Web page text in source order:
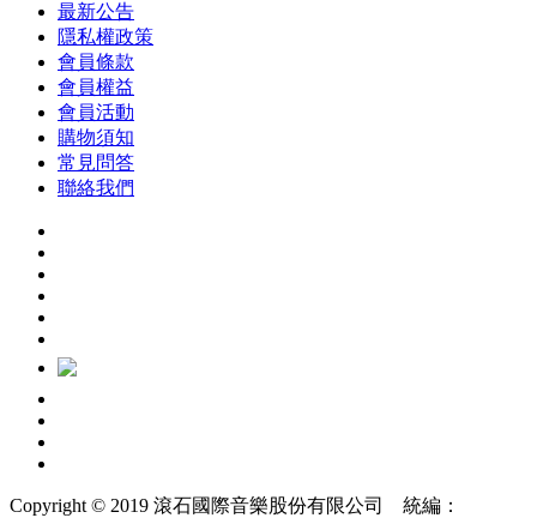
最新公告
隱私權政策
會員條款
會員權益
會員活動
購物須知
常見問答
聯絡我們
Copyright © 2019 滾石國際音樂股份有限公司 統編：